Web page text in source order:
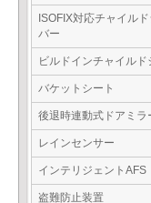
ISOFIX対応チャイル
バー
ビルドインチャイルド
バケットシート
後退時連動式ドアミラ
レインセンサー
インテリジェントAFS
盗難防止装置